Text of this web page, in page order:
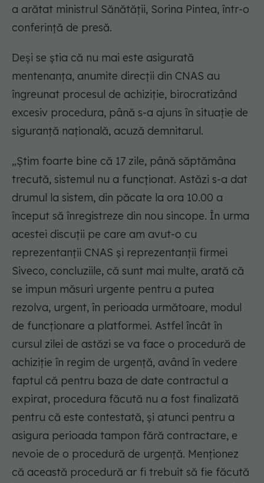
a arătat ministrul Sănătății, Sorina Pintea, într-o
conferință de presă.
Deși se știa că nu mai este asigurată
mentenanța, anumite direcții din CNAS au
îngreunat procesul de achiziție, birocratizând
excesiv procedura, până s-a ajuns în situație de
siguranță națională, acuză demnitarul.
„Știm foarte bine că 17 zile, până săptămâna
trecută, sistemul nu a funcționat. Astăzi s-a dat
drumul la sistem, din păcate la ora 10.00 a
început să înregistreze din nou sincope. În urma
acestei discuții pe care am avut-o cu
reprezentanții CNAS și reprezentanții firmei
Siveco, concluziile, că sunt mai multe, arată că
se impun măsuri urgente pentru a putea
rezolva, urgent, în perioada următoare, modul
de funcționare a platformei. Astfel încât în
cursul zilei de astăzi se va face o procedură de
achiziție în regim de urgență, având în vedere
faptul că pentru baza de date contractul a
expirat, procedura făcută nu a fost finalizată
pentru că este contestată, și atunci pentru a
asigura perioada tampon fără contractare, e
nevoie de o procedură de urgență. Menționez
că această procedură ar fi trebuit să fie făcută